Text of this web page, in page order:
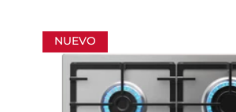
NUEVO